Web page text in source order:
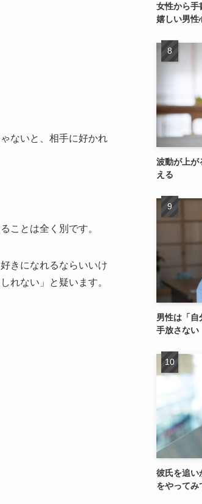
ないと、相手に好かれ
ことは全く別です。
きになれるならいいけ
れない」と疑います。
女性から手
嬉しい男性
波動が上が
える
男性は「自
手放さない
彼氏を追い
をやってみ